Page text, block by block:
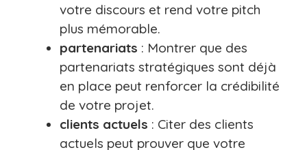
votre discours et rend votre pitch
plus mémorable.
partenariats : Montrer que des
partenariats stratégiques sont déjà
en place peut renforcer la crédibilité
de votre projet.
clients actuels : Citer des clients
actuels peut prouver que votre